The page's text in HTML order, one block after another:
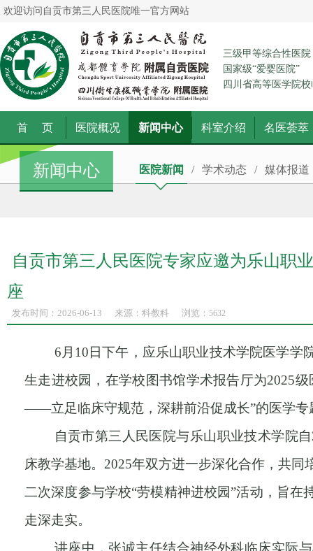
欢迎访问自贡市第三人民医院唯一官方网站
三级甲等综合性医院
国家级“爱婴医院”
四川省高等医学院
首 页 医院概况 新闻中心 科室介绍 名医荟萃
新闻中心 医院新闻 / 学术动态 / 媒体报道
自贡市第三人民医院专家应邀为乐山职
座
发布时间：2026-06-13 来源：科教科 浏览： 5632
6月10日下午， 应乐山职业技术学院医学学
生走进校园，在学校 图书馆学术报告厅为2025级
——立足临床守规范，深耕前沿促成长”的医学专
自贡市第三人民医院与乐山职业技术学院自
床教学基地。2025年双方进一步深化合作，共
二次深度参与学校“劳模精神进校园”活动，旨在
走深走实。
讲座中，张诚主任结合神经外科临床实际